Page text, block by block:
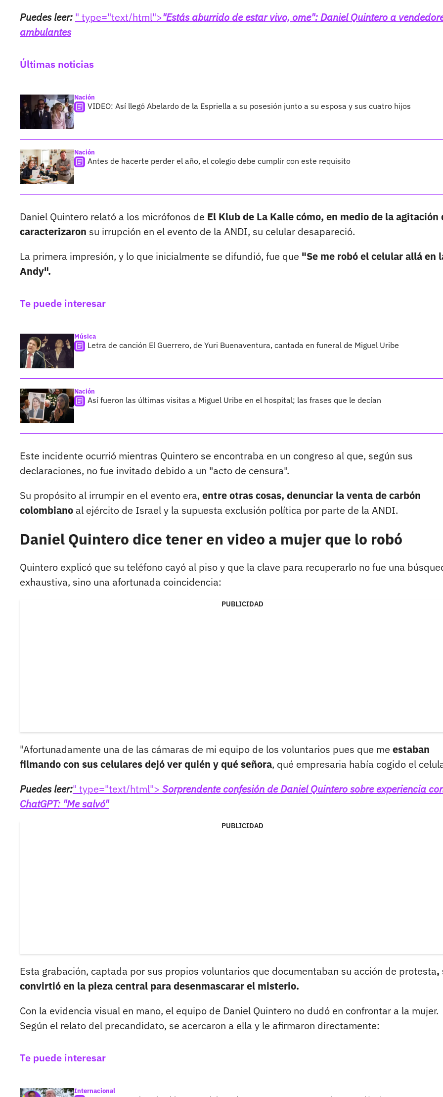
Puedes leer: " type="text/html">"Estás aburrido de estar vivo, ome": Daniel Quintero a
ambulantes
Últimas noticias
Nación
VIDEO: Así llegó Abelardo de la Espriella a su posesión junto a su esposa y sus cuatro hijos
Nación
Antes de hacerte perder el año, el colegio debe cumplir con este requisito
Daniel Quintero relató a los micrófonos de El Klub de La Kalle cómo, en medio de la agitación
caracterizaron su irrupción en el evento de la ANDI, su celular desapareció.
La primera impresión, y lo que inicialmente se difundió, fue que "Se me robó el celular allá en
Andy".
Te puede interesar
Música
Letra de canción El Guerrero, de Yuri Buenaventura, cantada en funeral de Miguel Uribe
Nación
Así fueron las últimas visitas a Miguel Uribe en el hospital; las frases que le decían
Este incidente ocurrió mientras Quintero se encontraba en un congreso al que, según sus
declaraciones, no fue invitado debido a un "acto de censura".
Su propósito al irrumpir en el evento era, entre otras cosas, denunciar la venta de carbón
colombiano al ejército de Israel y la supuesta exclusión política por parte de la ANDI.
Daniel Quintero dice tener en video a mujer que lo robó
Quintero explicó que su teléfono cayó al piso y que la clave para recuperarlo no fue una
exhaustiva, sino una afortunada coincidencia:
PUBLICIDAD
"Afortunadamente una de las cámaras de mi equipo de los voluntarios pues que me estaban
filmando con sus celulares dejó ver quién y qué señora, qué empresaria había cogido el
Puedes leer:" type="text/html"> Sorprendente confesión de Daniel Quintero sobre experiencia
ChatGPT: "Me salvó"
PUBLICIDAD
Esta grabación, captada por sus propios voluntarios que documentaban su acción de protesta,
convirtió en la pieza central para desenmascarar el misterio.
Con la evidencia visual en mano, el equipo de Daniel Quintero no dudó en confrontar a la mujer.
Según el relato del precandidato, se acercaron a ella y le afirmaron directamente:
Te puede interesar
Internacional